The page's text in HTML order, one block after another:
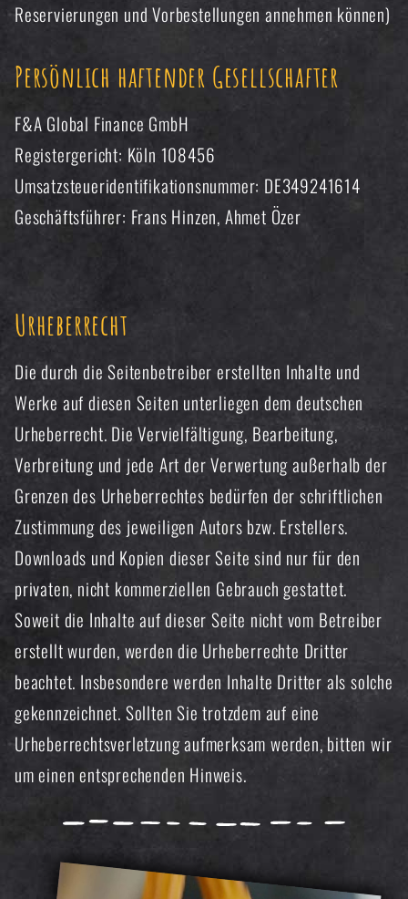
Reservierungen und Vorbestellungen annehmen können)
Persönlich haftender Gesellschafter
F&A Global Finance GmbH
Registergericht: Köln 108456
Umsatzsteueridentifikationsnummer: DE349241614
Geschäftsführer: Frans Hinzen, Ahmet Özer
Urheberrecht
Die durch die Seitenbetreiber erstellten Inhalte und
Werke auf diesen Seiten unterliegen dem deutschen
Urheberrecht. Die Vervielfältigung, Bearbeitung,
Verbreitung und jede Art der Verwertung außerhalb der
Grenzen des Urheberrechtes bedürfen der schriftlichen
Zustimmung des jeweiligen Autors bzw. Erstellers.
Downloads und Kopien dieser Seite sind nur für den
privaten, nicht kommerziellen Gebrauch gestattet.
Soweit die Inhalte auf dieser Seite nicht vom Betreiber
erstellt wurden, werden die Urheberrechte Dritter
beachtet. Insbesondere werden Inhalte Dritter als solche
gekennzeichnet. Sollten Sie trotzdem auf eine
Urheberrechtsverletzung aufmerksam werden, bitten wir
um einen entsprechenden Hinweis.